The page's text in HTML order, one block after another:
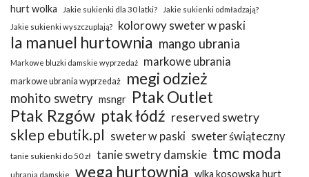
hurt wolka Jakie sukienki dla 30 latki?
Jakie sukienki odmładzają?
Jakie sukienki wyszczuplają?
kolorowy sweter w paski
la manuel hurtownia mango ubrania
Markowe bluzki damskie wyprzedaż markowe ubrania
markowe ubrania wyprzedaż megi odzież
mohito swetry msngr Ptak Outlet
Ptak Rzgów ptak łódź reserved swetry
sklep ebutik.pl sweter w paski sweter świąteczny
tanie sukienki do 50 zł tanie swetry damskie tmc moda
ubrania damskie wega hurtownia wlka kosowska hurt